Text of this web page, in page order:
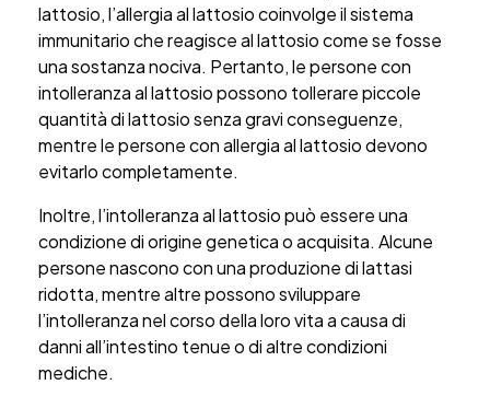
lattosio, l’allergia al lattosio coinvolge il sistema
immunitario che reagisce al lattosio come se fosse
una sostanza nociva. Pertanto, le persone con
intolleranza al lattosio possono tollerare piccole
quantità di lattosio senza gravi conseguenze,
mentre le persone con allergia al lattosio devono
evitarlo completamente.
Inoltre, l’intolleranza al lattosio può essere una
condizione di origine genetica o acquisita. Alcune
persone nascono con una produzione di lattasi
ridotta, mentre altre possono sviluppare
l’intolleranza nel corso della loro vita a causa di
danni all’intestino tenue o di altre condizioni
mediche.